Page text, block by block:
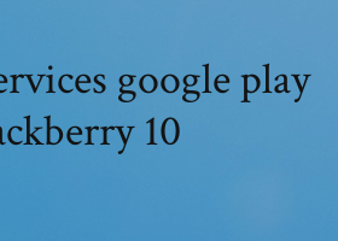
google play
10